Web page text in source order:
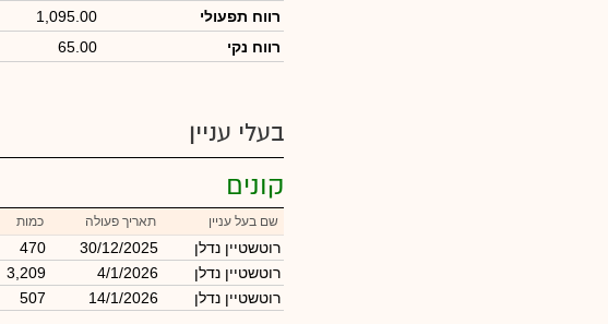
רווח תפעולי
1,095.00
רווח נקי
65.00
בעלי עניין
קונים
שם בעל עניין תאריך פעולה כמות
רוטשטיין נדלן 30/12/2025
470
רוטשטיין נדלן
4/1/2026
3,209
רוטשטיין נדלן
14/1/2026
507